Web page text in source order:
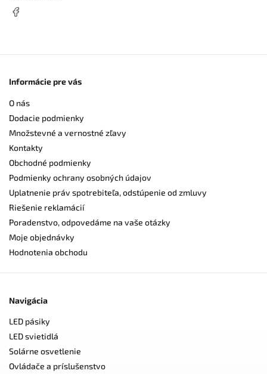
Informácie pre vás
O nás
Dodacie podmienky
Množstevné a vernostné zľavy
Kontakty
Obchodné podmienky
Podmienky ochrany osobných údajov
Uplatnenie práv spotrebiteľa, odstúpenie od zmluvy
Riešenie reklamácií
Poradenstvo, odpovedáme na vaše otázky
Moje objednávky
Hodnotenia obchodu
Navigácia
LED pásiky
LED svietidlá
Solárne osvetlenie
Ovládače a príslušenstvo